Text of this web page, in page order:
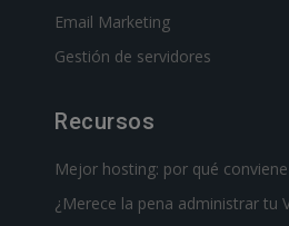
Email Marketing
Gestión de servidores
Recursos
Mejor hosting: por qué
¿Merece la pena administrar tu